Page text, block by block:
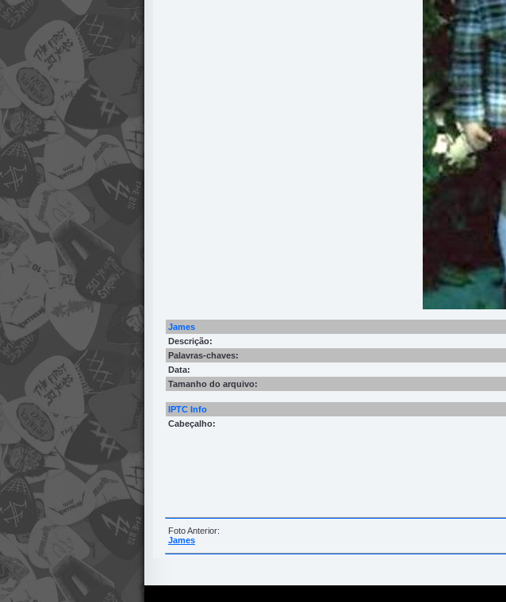
James
Descrição:
Palavras-chaves:
Data:
Tamanho do arquivo:
IPTC Info
Cabeçalho:
Foto Anterior:
James